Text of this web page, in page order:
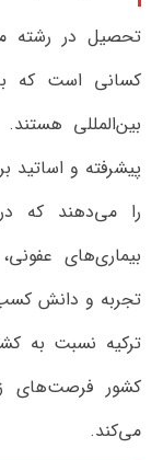
تحصیل در رشته
کسانی است که
بین‌المللی
پیشرفته و اساتید
را می‌دهند که
بیماری‌های
تجربه و دانش
ترکیه نسبت به
کشور فرصت‌های
می‌کند.